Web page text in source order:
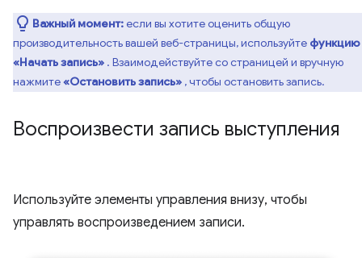
Важный момент:если вы хотите оценить общую
производительность вашей веб-страницы, используйте функцию
«Начать запись» . Взаимодействуйте со страницей и вручную
нажмите«Остановить запись» , чтобы остановить запись.
Воспроизвести запись выступления
Используйте элементы управления внизу, чтобы
управлять воспроизведением записи.